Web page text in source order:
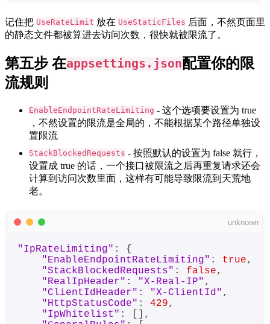
记住把 UseRateLimit 放在 UseStaticFiles 后面，不然页面里
的静态文件都被算进去访问次数，很快就被限流了。
第五步 在appsettings.json配置你的限
流规则
EnableEndpointRateLimiting - 这个选项要设置为 true
，不然设置的限流是全局的，不能根据某个路径单独设
置限流
StackBlockedRequests - 按照默认的设置为 false 就行，
设置成 true 的话，一个接口被限流之后再重复请求还会
计算到访问次数里面，这样有可能导致限流到天荒地
老。
unknown
"IpRateLimiting" : {
"EnableEndpointRateLimiting" : true,
"StackBlockedRequests" : false,
"RealIpHeader" : "X-Real-IP" ,
"ClientIdHeader" : "X-ClientId" ,
"HttpStatusCode" : 429,
"IpWhitelist" : [],